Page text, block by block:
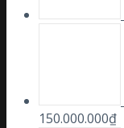
150.000.000₫